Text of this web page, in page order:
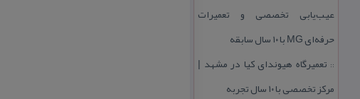
عیب‌یابی تخصصی و تعمیرات
حرفه‌ای MG با ۱۰ سال سابقه
:: تعمیرگاه هیوندای كیا در مشهد |
مركز تخصصی با ۱۰ سال تجربه